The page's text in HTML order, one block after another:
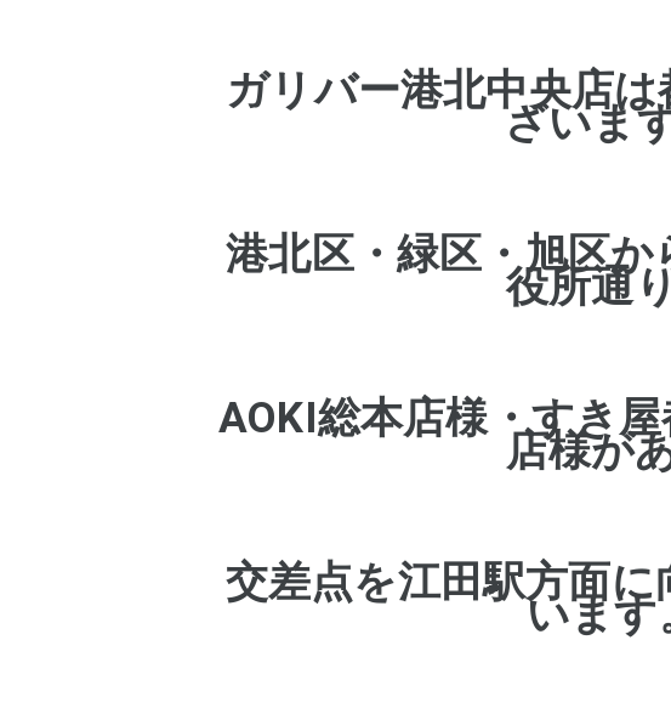
ガリバー港北中央店
ざいま
港北区・緑区・旭区
役所通
AOKI総本店様・すき
店様が
交差点を江田駅方面に
います